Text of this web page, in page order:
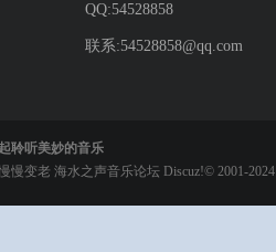
QQ:54528858
联系:54528858@qq.com
聆听美妙的音乐
慢变老 海水之声音乐论坛 Discuz!© 2001-2024